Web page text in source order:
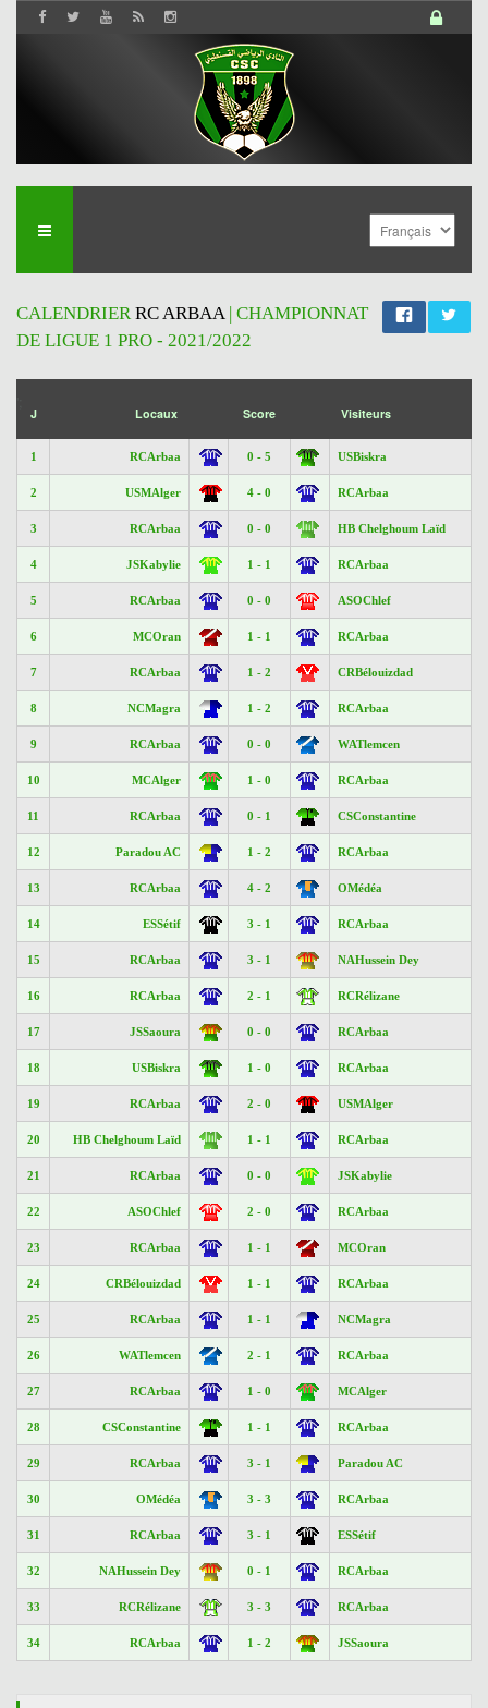
CALENDRIERRC ARBAA| CHAMPIONNAT
DE LIGUE 1 PRO - 2021/2022
J Locaux Score Visiteurs
1 RCArbaa 0 - 5 USBiskra
2 USMAlger 4 - 0 RCArbaa
3 RCArbaa 0 - 0 HB Chelghoum Laïd
4 JSKabylie 1 - 1 RCArbaa
5 RCArbaa 0 - 0 ASOChlef
6 MCOran 1 - 1 RCArbaa
7 RCArbaa 1 - 2 CRBélouizdad
8 NCMagra 1 - 2 RCArbaa
9 RCArbaa 0 - 0 WATlemcen
10 MCAlger 1 - 0 RCArbaa
11 RCArbaa 0 - 1 CSConstantine
12 Paradou AC 1 - 2 RCArbaa
13 RCArbaa 4 - 2 OMédéa
14 ESSétif 3 - 1 RCArbaa
15 RCArbaa 3 - 1 NAHussein Dey
16 RCArbaa 2 - 1 RCRélizane
17 JSSaoura 0 - 0 RCArbaa
18 USBiskra 1 - 0 RCArbaa
19 RCArbaa 2 - 0 USMAlger
20 HB Chelghoum Laïd 1 - 1 RCArbaa
21 RCArbaa 0 - 0 JSKabylie
22 ASOChlef 2 - 0 RCArbaa
23 RCArbaa 1 - 1 MCOran
24 CRBélouizdad 1 - 1 RCArbaa
25 RCArbaa 1 - 1 NCMagra
26 WATlemcen 2 - 1 RCArbaa
27 RCArbaa 1 - 0 MCAlger
28 CSConstantine 1 - 1 RCArbaa
29 RCArbaa 3 - 1 Paradou AC
30 OMédéa 3 - 3 RCArbaa
31 RCArbaa 3 - 1 ESSétif
32 NAHussein Dey 0 - 1 RCArbaa
33 RCRélizane 3 - 3 RCArbaa
34 RCArbaa 1 - 2 JSSaoura